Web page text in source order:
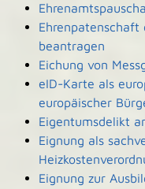
Ehrenpatenschaft
beantragen
Eichung von
eID-Karte als
europäischer
Eigentumsdelikt
Eignung als
Eignung zur